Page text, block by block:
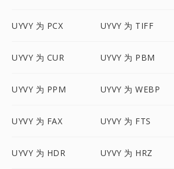
UYVY 为 PCX UYVY 为 TIFF
UYVY 为 CUR UYVY 为 PBM
UYVY 为 PPM UYVY 为 WEBP
UYVY 为 FAX UYVY 为 FTS
UYVY 为 HDR UYVY 为 HRZ